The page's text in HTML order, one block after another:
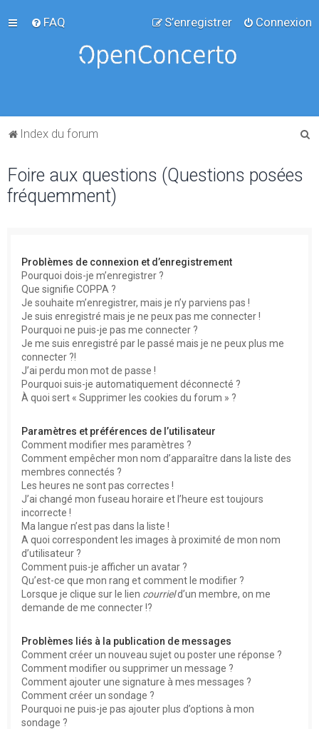
FAQ Connexion
S’enregistrer
Index du forum
Foire aux questions (Questions posées
fréquemment)
Problèmes de connexion et d’enregistrement
Pourquoi dois-je m’enregistrer ?
Que signifie COPPA ?
Je souhaite m’enregistrer, mais je n’y parviens pas !
Je suis enregistré mais je ne peux pas me connecter !
Pourquoi ne puis-je pas me connecter ?
Je me suis enregistré par le passé mais je ne peux plus me
connecter ?!
J’ai perdu mon mot de passe !
Pourquoi suis-je automatiquement déconnecté ?
À quoi sert « Supprimer les cookies du forum » ?
Paramètres et préférences de l’utilisateur
Comment modifier mes paramètres ?
Comment empêcher mon nom d’apparaître dans la liste des
membres connectés ?
Les heures ne sont pas correctes !
J’ai changé mon fuseau horaire et l’heure est toujours
incorrecte !
Ma langue n’est pas dans la liste !
A quoi correspondent les images à proximité de mon nom
d’utilisateur ?
Comment puis-je afficher un avatar ?
Qu’est-ce que mon rang et comment le modifier ?
Lorsque je clique sur le lien courrield’un membre, on me
demande de me connecter !?
Problèmes liés à la publication de messages
Comment créer un nouveau sujet ou poster une réponse ?
Comment modifier ou supprimer un message ?
Comment ajouter une signature à mes messages ?
Comment créer un sondage ?
Pourquoi ne puis-je pas ajouter plus d’options à mon
sondage ?